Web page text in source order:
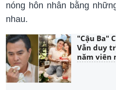
nóng hôn nhân bằng
nhau.
"Cậu Ba"
Vẫn duy
năm viên